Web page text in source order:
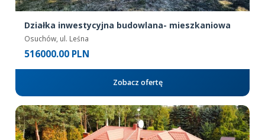
Działka inwestycyjna budowlana- mieszkaniowa
Osuchów, ul. Leśna
516000.00 PLN
Zobacz ofertę